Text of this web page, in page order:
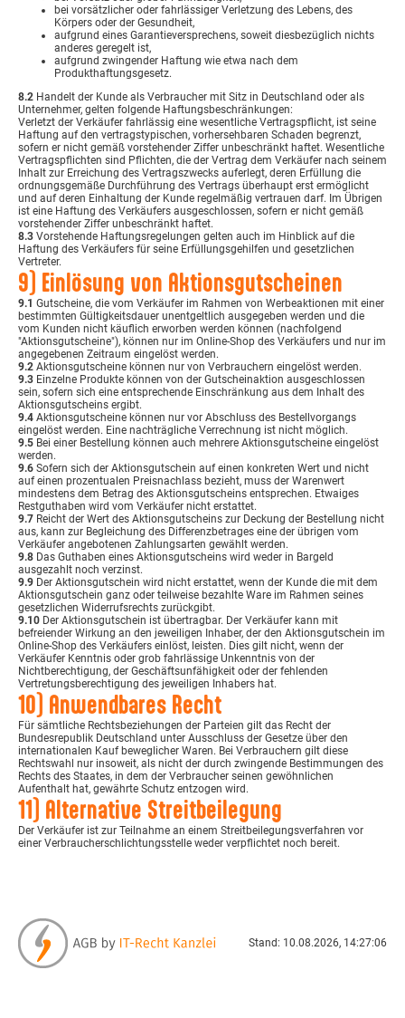
bei vorsätzlicher oder fahrlässiger Verletzung des Lebens, des
Körpers oder der Gesundheit,
aufgrund eines Garantieversprechens, soweit diesbezüglich nichts
anderes geregelt ist,
aufgrund zwingender Haftung wie etwa nach dem
Produkthaftungsgesetz.
8.2 Handelt der Kunde als Verbraucher mit Sitz in Deutschland oder als
Unternehmer, gelten folgende Haftungsbeschränkungen:
Verletzt der Verkäufer fahrlässig eine wesentliche Vertragspflicht, ist seine
Haftung auf den vertragstypischen, vorhersehbaren Schaden begrenzt,
sofern er nicht gemäß vorstehender Ziffer unbeschränkt haftet. Wesentliche
Vertragspflichten sind Pflichten, die der Vertrag dem Verkäufer nach seinem
Inhalt zur Erreichung des Vertragszwecks auferlegt, deren Erfüllung die
ordnungsgemäße Durchführung des Vertrags überhaupt erst ermöglicht
und auf deren Einhaltung der Kunde regelmäßig vertrauen darf. Im Übrigen
ist eine Haftung des Verkäufers ausgeschlossen, sofern er nicht gemäß
vorstehender Ziffer unbeschränkt haftet.
8.3 Vorstehende Haftungsregelungen gelten auch im Hinblick auf die
Haftung des Verkäufers für seine Erfüllungsgehilfen und gesetzlichen
Vertreter.
9) Einlösung von Aktionsgutscheinen
9.1 Gutscheine, die vom Verkäufer im Rahmen von Werbeaktionen mit einer
bestimmten Gültigkeitsdauer unentgeltlich ausgegeben werden und die
vom Kunden nicht käuflich erworben werden können (nachfolgend
"Aktionsgutscheine"), können nur im Online-Shop des Verkäufers und nur im
angegebenen Zeitraum eingelöst werden.
9.2 Aktionsgutscheine können nur von Verbrauchern eingelöst werden.
9.3 Einzelne Produkte können von der Gutscheinaktion ausgeschlossen
sein, sofern sich eine entsprechende Einschränkung aus dem Inhalt des
Aktionsgutscheins ergibt.
9.4 Aktionsgutscheine können nur vor Abschluss des Bestellvorgangs
eingelöst werden. Eine nachträgliche Verrechnung ist nicht möglich.
9.5 Bei einer Bestellung können auch mehrere Aktionsgutscheine eingelöst
werden.
9.6 Sofern sich der Aktionsgutschein auf einen konkreten Wert und nicht
auf einen prozentualen Preisnachlass bezieht, muss der Warenwert
mindestens dem Betrag des Aktionsgutscheins entsprechen. Etwaiges
Restguthaben wird vom Verkäufer nicht erstattet.
9.7 Reicht der Wert des Aktionsgutscheins zur Deckung der Bestellung nicht
aus, kann zur Begleichung des Differenzbetrages eine der übrigen vom
Verkäufer angebotenen Zahlungsarten gewählt werden.
9.8 Das Guthaben eines Aktionsgutscheins wird weder in Bargeld
ausgezahlt noch verzinst.
9.9 Der Aktionsgutschein wird nicht erstattet, wenn der Kunde die mit dem
Aktionsgutschein ganz oder teilweise bezahlte Ware im Rahmen seines
gesetzlichen Widerrufsrechts zurückgibt.
9.10 Der Aktionsgutschein ist übertragbar. Der Verkäufer kann mit
befreiender Wirkung an den jeweiligen Inhaber, der den Aktionsgutschein im
Online-Shop des Verkäufers einlöst, leisten. Dies gilt nicht, wenn der
Verkäufer Kenntnis oder grob fahrlässige Unkenntnis von der
Nichtberechtigung, der Geschäftsunfähigkeit oder der fehlenden
Vertretungsberechtigung des jeweiligen Inhabers hat.
10) Anwendbares Recht
Für sämtliche Rechtsbeziehungen der Parteien gilt das Recht der
Bundesrepublik Deutschland unter Ausschluss der Gesetze über den
internationalen Kauf beweglicher Waren. Bei Verbrauchern gilt diese
Rechtswahl nur insoweit, als nicht der durch zwingende Bestimmungen des
Rechts des Staates, in dem der Verbraucher seinen gewöhnlichen
Aufenthalt hat, gewährte Schutz entzogen wird.
11) Alternative Streitbeilegung
Der Verkäufer ist zur Teilnahme an einem Streitbeilegungsverfahren vor
einer Verbraucherschlichtungsstelle weder verpflichtet noch bereit.
Stand: 10.08.2026, 14:27:06